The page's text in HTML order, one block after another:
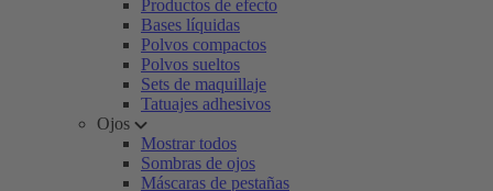
Productos de efecto
Bases líquidas
Polvos compactos
Polvos sueltos
Sets de maquillaje
Tatuajes adhesivos
Ojos
Mostrar todos
Sombras de ojos
Máscaras de pestañas